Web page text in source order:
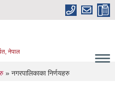
नेपाल
» नगरपालिकाका निर्णयहरु